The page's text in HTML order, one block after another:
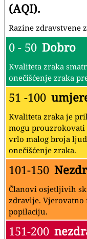
(AQI).
Razine zdravstvene
0 - 50 Dobro
Kvaliteta zraka
onečišćenje zraka
51 -100
Kvaliteta zraka je
mogu
vrlo malog broja
onečišćenje zraka.
101-150
Članovi osjetljivih
zdravlje. Vjerovatno
popilaciju.
151-200